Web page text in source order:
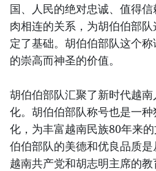
国、人民的绝对忠诚、值得
肉相连的关系，为胡伯伯部
定了基础。胡伯伯部队这个
的崇高而神圣的价值。
胡伯伯部队汇聚了新时代越
化。胡伯伯部队称号也是一
化，为丰富越南民族80年来
伯伯部队的美德和优良品质
越南共产党和胡志明主席的